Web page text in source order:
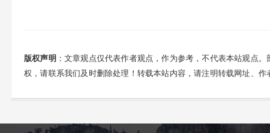
版权声明 ：文章观点仅代表作者观点，作为参考，不代表本站观点
权，请联系我们及时删除处理！转载本站内容，请注明转载网址、作